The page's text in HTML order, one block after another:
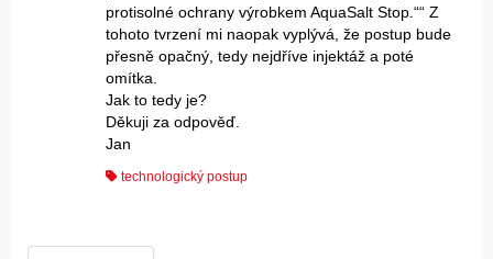
protisolné ochrany výrobkem AquaSalt Stop.““ Z
tohoto tvrzení mi naopak vyplývá, že postup bude
přesně opačný, tedy nejdříve injektáž a poté
omítka.
Jak to tedy je?
Děkuji za odpověď.
Jan
technologický postup